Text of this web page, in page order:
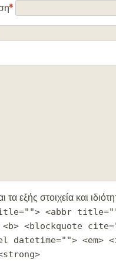
*
τα εξής στοιχεία και
<abbr
<blockquote
datetime=""> <em>